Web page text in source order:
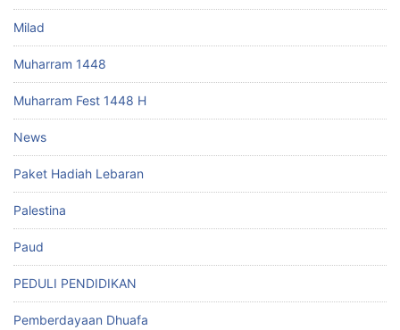
Milad
Muharram 1448
Muharram Fest 1448 H
News
Paket Hadiah Lebaran
Palestina
Paud
PEDULI PENDIDIKAN
Pemberdayaan Dhuafa